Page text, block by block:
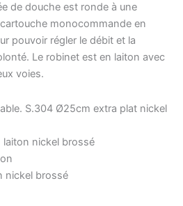
de douche est ronde à une
monocommande en
pouvoir régler le débit et la
Le robinet est en laiton avec
voies.
S.304 Ø25cm extra plat nickel
laiton nickel brossé
nickel brossé